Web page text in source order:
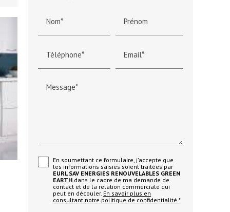
Nom* Prénom
Téléphone* Email*
Message*
En soumettant ce formulaire, j'accepte que
les informations saisies soient traitées par
EURL SAV ENERGIES RENOUVELABLES GREEN
EARTH dans le cadre de ma demande de
contact et de la relation commerciale qui
peut en découler. En savoir plus en
consultant notre politique de confidentialité.*